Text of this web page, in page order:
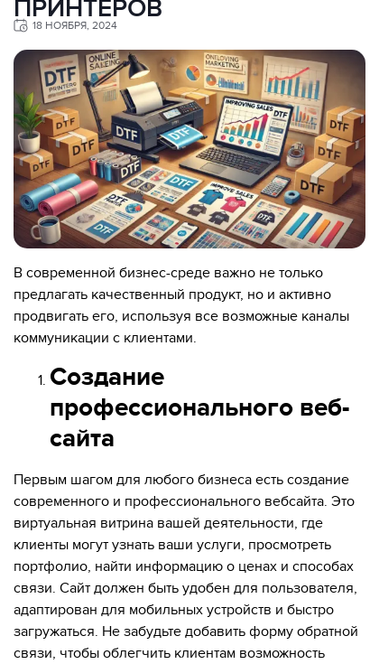
ПРИНТЕРОВ
18 НОЯБРЯ, 2024
В современной бизнес-среде важно не только
предлагать качественный продукт, но и активно
продвигать его, используя все возможные каналы
коммуникации с клиентами.
Создание
профессионального веб-
сайта
Первым шагом для любого бизнеса есть создание
современного и профессионального вебсайта. Это
виртуальная витрина вашей деятельности, где
клиенты могут узнать ваши услуги, просмотреть
портфолио, найти информацию о ценах и способах
связи. Сайт должен быть удобен для пользователя,
адаптирован для мобильных устройств и быстро
загружаться. Не забудьте добавить форму обратной
связи, чтобы облегчить клиентам возможность